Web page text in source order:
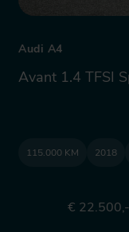
Audi A4
Avant 1.4 TFSI
115.000 KM 2018
€ 22.500,-